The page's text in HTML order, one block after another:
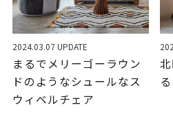
2024.03.07 UPDATE
まるでメリーゴーラウン
ドのようなシュールなス
ウィベルチェア